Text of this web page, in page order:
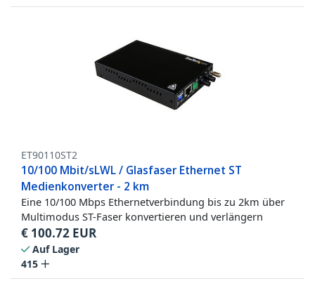
ET90110ST2
10/100 Mbit/sLWL / Glasfaser Ethernet ST
Medienkonverter - 2 km
Eine 10/100 Mbps Ethernetverbindung bis zu 2km über
Multimodus ST-Faser konvertieren und verlängern
€ 100.72 EUR
Auf Lager
415